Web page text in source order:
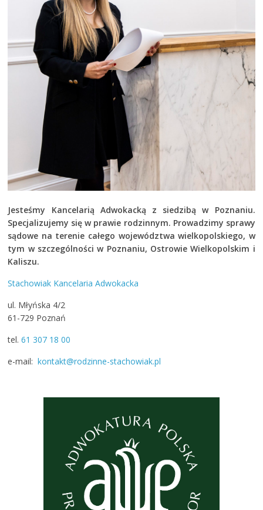
Jesteśmy Kancelarią Adwokacką z siedzibą w Poznaniu.
Specjalizujemy się w prawie rodzinnym. Prowadzimy sprawy
sądowe na terenie całego województwa wielkopolskiego, w
tym w szczególności w Poznaniu, Ostrowie Wielkopolskim i
Kaliszu.
Stachowiak Kancelaria Adwokacka
ul. Młyńska 4/2
61-729 Poznań
tel.61 307 18 00
e-mail:kontakt@rodzinne-stachowiak.pl